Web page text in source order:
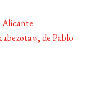
Alicante
de Pablo